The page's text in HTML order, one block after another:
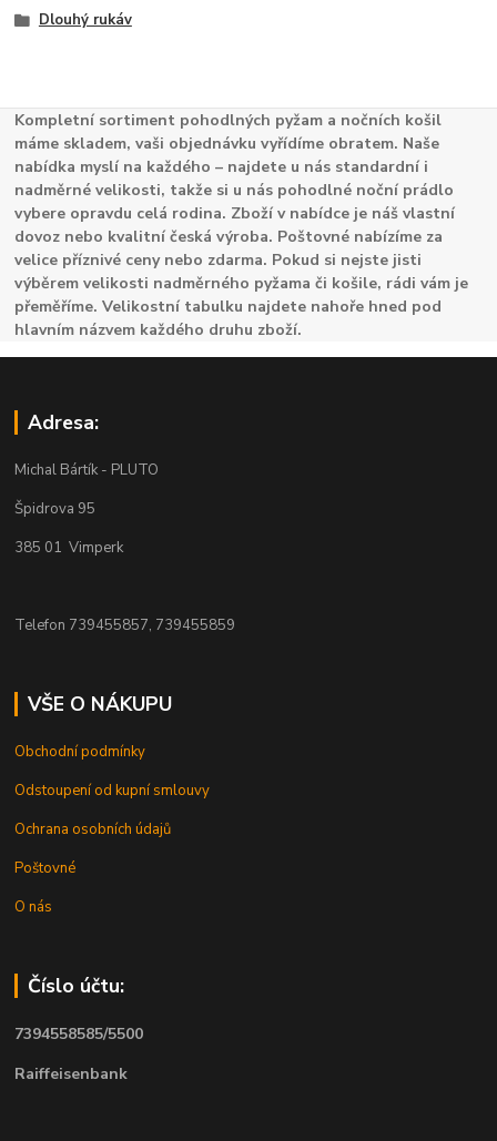
Dlouhý rukáv
Kompletní sortiment pohodlných pyžam a nočních košil
máme skladem, vaši objednávku vyřídíme obratem. Naše
nabídka myslí na každého – najdete u nás standardní i
nadměrné velikosti, takže si u nás pohodlné noční prádlo
vybere opravdu celá rodina. Zboží v nabídce je náš vlastní
dovoz nebo kvalitní česká výroba. Poštovné nabízíme za
velice příznivé ceny nebo zdarma. Pokud si nejste jisti
výběrem velikosti nadměrného pyžama či košile, rádi vám je
přeměříme. Velikostní tabulku najdete nahoře hned pod
hlavním názvem každého druhu zboží.
Adresa:
Michal Bártík - PLUTO
Špidrova 95
385 01 Vimperk
Telefon 739455857, 739455859
VŠE O NÁKUPU
Obchodní podmínky
Odstoupení od kupní smlouvy
Ochrana osobních údajů
Poštovné
O nás
Číslo účtu:
7394558585/5500
Raiffeisenbank